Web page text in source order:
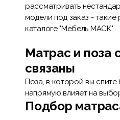
рассматривать
модели под заказ - такие
каталоге "Мебель МАСК".
Матрас и поза
связаны
Поза, в которой вы спите
напрямую влияет на
Подбор